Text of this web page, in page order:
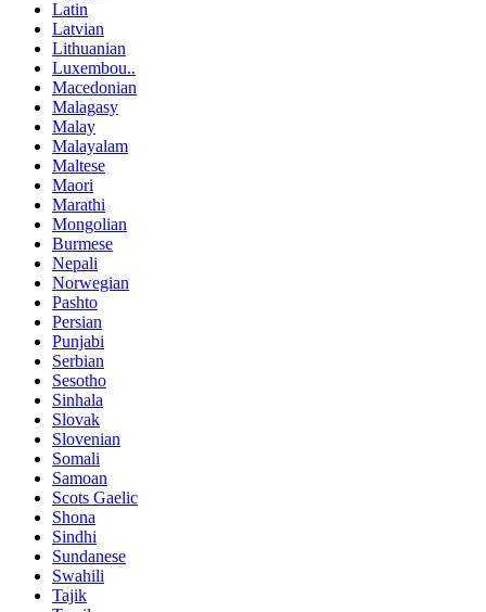
Latin
Latvian
Lithuanian
Luxembou..
Macedonian
Malagasy
Malay
Malayalam
Maltese
Maori
Marathi
Mongolian
Burmese
Nepali
Norwegian
Pashto
Persian
Punjabi
Serbian
Sesotho
Sinhala
Slovak
Slovenian
Somali
Samoan
Scots Gaelic
Shona
Sindhi
Sundanese
Swahili
Tajik